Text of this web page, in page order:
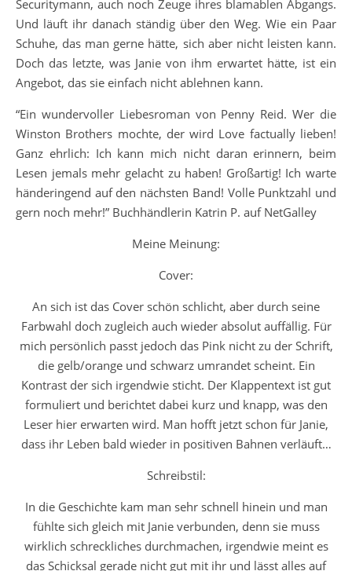
Securitymann, auch noch Zeuge ihres blamablen Abgangs.
Und läuft ihr danach ständig über den Weg. Wie ein Paar
Schuhe, das man gerne hätte, sich aber nicht leisten kann.
Doch das letzte, was Janie von ihm erwartet hätte, ist ein
Angebot, das sie einfach nicht ablehnen kann.
“Ein wundervoller Liebesroman von Penny Reid. Wer die
Winston Brothers mochte, der wird Love factually lieben!
Ganz ehrlich: Ich kann mich nicht daran erinnern, beim
Lesen jemals mehr gelacht zu haben! Großartig! Ich warte
händeringend auf den nächsten Band! Volle Punktzahl und
gern noch mehr!” Buchhändlerin Katrin P. auf NetGalley
Meine Meinung:
Cover:
An sich ist das Cover schön schlicht, aber durch seine
Farbwahl doch zugleich auch wieder absolut auffällig. Für
mich persönlich passt jedoch das Pink nicht zu der Schrift,
die gelb/orange und schwarz umrandet scheint. Ein
Kontrast der sich irgendwie sticht. Der Klappentext ist gut
formuliert und berichtet dabei kurz und knapp, was den
Leser hier erwarten wird. Man hofft jetzt schon für Janie,
dass ihr Leben bald wieder in positiven Bahnen verläuft…
Schreibstil:
In die Geschichte kam man sehr schnell hinein und man
fühlte sich gleich mit Janie verbunden, denn sie muss
wirklich schreckliches durchmachen, irgendwie meint es
das Schicksal gerade nicht gut mit ihr und lässt alles auf